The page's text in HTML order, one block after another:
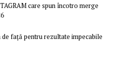
care spun încotro merge
de față pentru rezultate impecabile